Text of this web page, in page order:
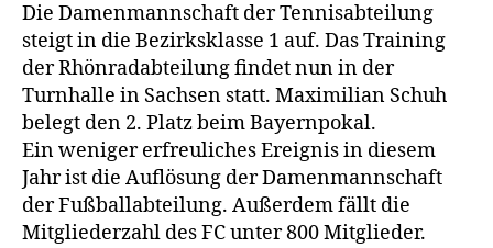
Die Damenmannschaft der Tennisabteilung
steigt in die Bezirksklasse 1 auf. Das Training
der Rhönradabteilung findet nun in der
Turnhalle in Sachsen statt. Maximilian Schuh
belegt den 2. Platz beim Bayernpokal.
Ein weniger erfreuliches Ereignis in diesem
Jahr ist die Auflösung der Damenmannschaft
der Fußballabteilung. Außerdem fällt die
Mitgliederzahl des FC unter 800 Mitglieder.